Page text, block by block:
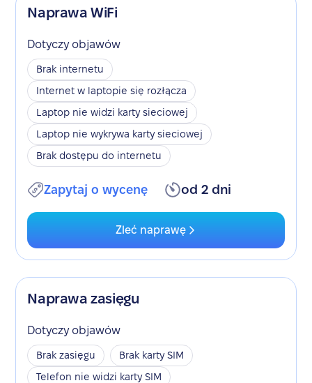
Naprawa WiFi
Dotyczy objawów
Brak internetu
Internet w laptopie się rozłącza
Laptop nie widzi karty sieciowej
Laptop nie wykrywa karty sieciowej
Brak dostępu do internetu
Zapytaj o wycenę od 2 dni
Zleć naprawę
Naprawa zasięgu
Dotyczy objawów
Brak zasięgu
Brak karty SIM
Telefon nie widzi karty SIM